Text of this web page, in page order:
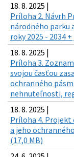
18. 8. 2025 |
Príloha 2. Návrh
národného parku
roky 2025 - 2034
18. 8. 2025 |
Príloha 3.
svojou časťou
ochranného
nehnuteľnosti,
18. 8. 2025 |
Príloha 4. Projekt
a jeho
(17,0 MB)